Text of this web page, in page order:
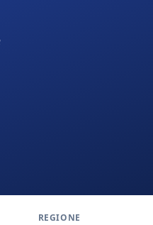
REGIONE